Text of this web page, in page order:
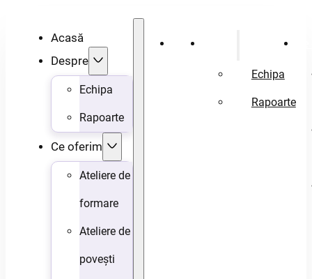
Acasă
Despre
Echipa
Rapoarte
Ce oferim
Ateliere de
formare
Ateliere de
povești
Acasă
Echipa
Rapoarte